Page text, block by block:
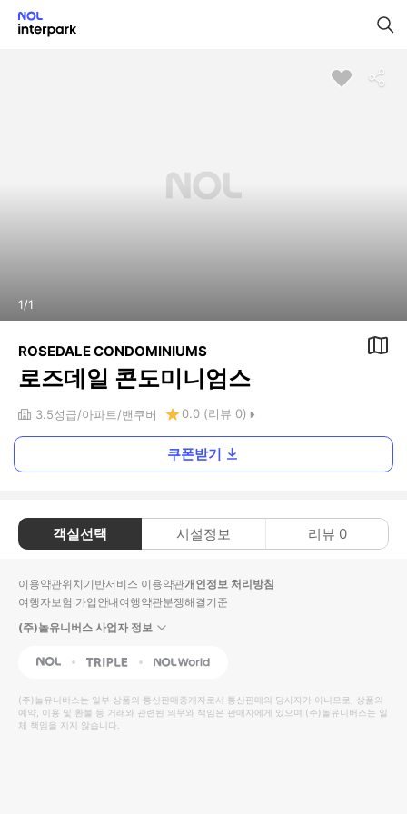
1/1
ROSEDALE CONDOMINIUMS
로즈데일 콘도미니엄스
3.5성급 아파트 밴쿠버 0.0 (리뷰 0)
쿠폰받기
객실선택 시설정보 리뷰 0
이용약관위치기반서비스 이용약관개인정보 처리방침
여행자보험 가입안내여행약관분쟁해결기준
(주)놀유니버스 사업자 정보
NOL Triple Interpark Global
(주)놀유니버스는 일부 상품의 통신판매중개자로서 통신판매의 당사자가 아니므로, 상품의
예약, 이용 및 환불 등 거래와 관련된 의무와 책임은 판매자에게 있으며 (주)놀유니버스는 일
체 책임을 지지 않습니다.